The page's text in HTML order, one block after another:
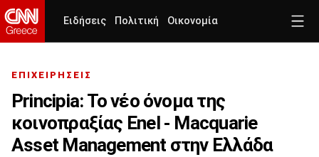
Ειδήσεις Πολιτική Οικονομία
ΕΠΙΧΕΙΡΗΣΕΙΣ
Principia: Το νέο όνομα της
κοινοπραξίας Enel - Macquarie
Asset Management στην Ελλάδα